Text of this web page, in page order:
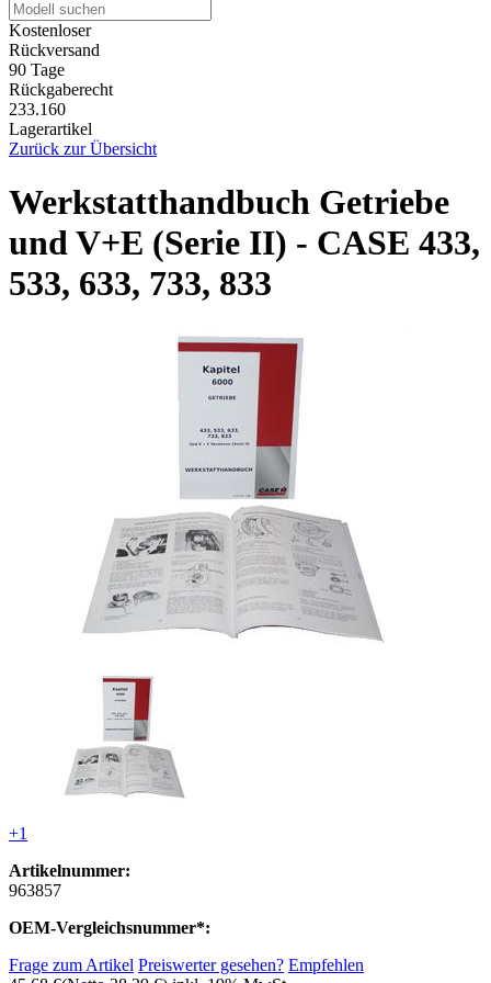
Kostenloser
Rückversand
90 Tage
Rückgaberecht
233.160
Lagerartikel
Zurück zur Übersicht
Werkstatthandbuch Getriebe
und V+E (Serie II) - CASE 433,
533, 633, 733, 833
+1
Artikelnummer:
963857
OEM-Vergleichsnummer*:
Frage zum Artikel Preiswerter gesehen? Empfehlen